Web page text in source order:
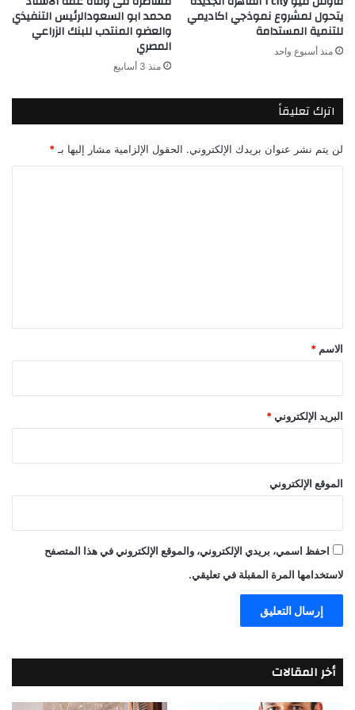
يتحول لمشروع نموذجي اكاديمي
للتنمية المستدامة
منذ أسبوع واحد
محمد ابو السعودالرئيس التنفيذي
والعضو المنتدب للبنك الزراعي
المصري
منذ 3 أسابيع
اترك تعليقاً
لن يتم نشر عنوان بريدك الإلكتروني. الحقول الإلزامية مشار إليها بـ *
*
الاسم *
البريد الإلكتروني *
الموقع الإلكتروني
احفظ اسمي، بريدي الإلكتروني، والموقع الإلكتروني في هذا المتصفح
لاستخدامها المرة المقبلة في تعليقي.
أخر المقالات